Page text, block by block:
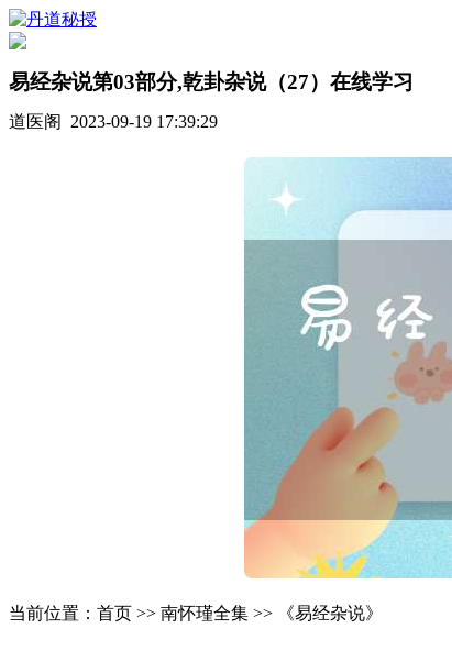
易经杂说第03部分,乾卦杂说（27）在线学习
道医阁 2023-09-19 17:39:29
当前位置：首页 >> 南怀瑾全集 >> 《易经杂说》